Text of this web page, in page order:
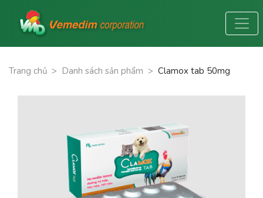
Trang chủ > Danh sách sản phẩm > Clamox tab 50mg